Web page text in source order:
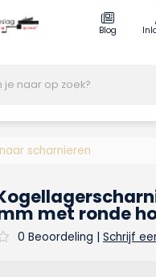
Blog
scharnieren
met ronde
0 Beoordeling | Schrijf